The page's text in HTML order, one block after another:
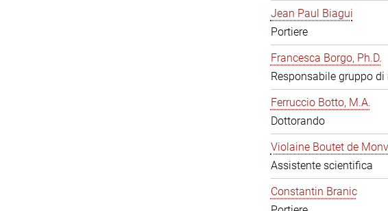
Jean Paul Biagui
Portiere
Francesca Borgo, Ph.D.
Responsabile gruppo di
Ferruccio Botto, M.A.
Dottorando
Violaine Boutet de
Assistente scientifica
Constantin Branic